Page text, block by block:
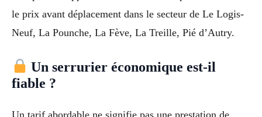
le prix avant déplacement dans le secteur de Le Logis-
Neuf, La Pounche, La Fève, La Treille, Pié d’Autry.
Un serrurier économique est-il
fiable ?
Un tarif abordable ne signifie pas une prestation de